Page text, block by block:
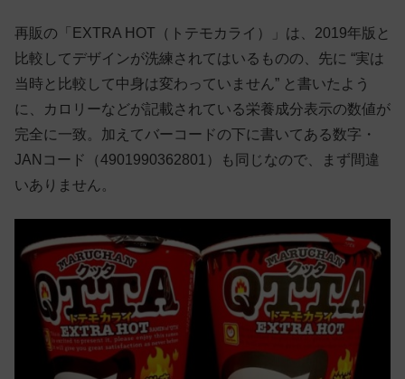
再販の「EXTRA HOT（トテモカライ）」は、2019年版と
比較してデザインが洗練されてはいるものの、先に “実は
当時と比較して中身は変わっていません” と書いたよう
に、カロリーなどが記載されている栄養成分表示の数値が
完全に一致。加えてバーコードの下に書いてある数字・
JANコード（4901990362801）も同じなので、まず間違
いありません。